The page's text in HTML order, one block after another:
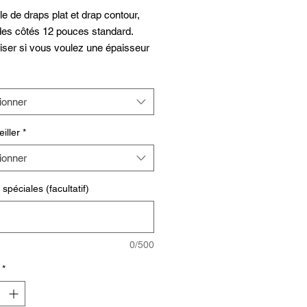
de draps plat et drap contour,
côtés 12 pouces standard.
si vous voulez une épaisseur
Taies d'oreillers en option.
des stocks
*
spéciales (facultatif)
0/500
*